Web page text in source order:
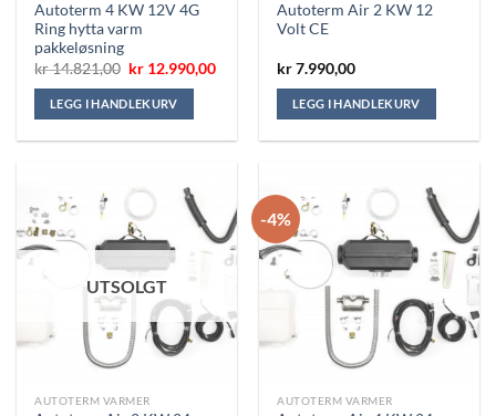
Autoterm 4 KW 12V 4G
Ring hytta varm
pakkeløsning
kr14.821,00 Opprinnelig
var:
kr 14.821,00.
kr 12.990,00Nåværende
kr 12.990,00.
LEGG I HANDLEKURV
Autoterm Air 2 KW 12
Volt CE
kr7.990,00
LEGG I HANDLEKURV
UTSOLGT
AUTOTERM VARMER
-4%
AUTOTERM VARMER